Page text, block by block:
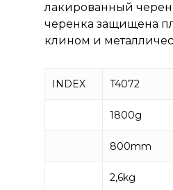
лакированный
черенка защищена
клином и
INDEX T4072
1800g
800mm
2,6kg